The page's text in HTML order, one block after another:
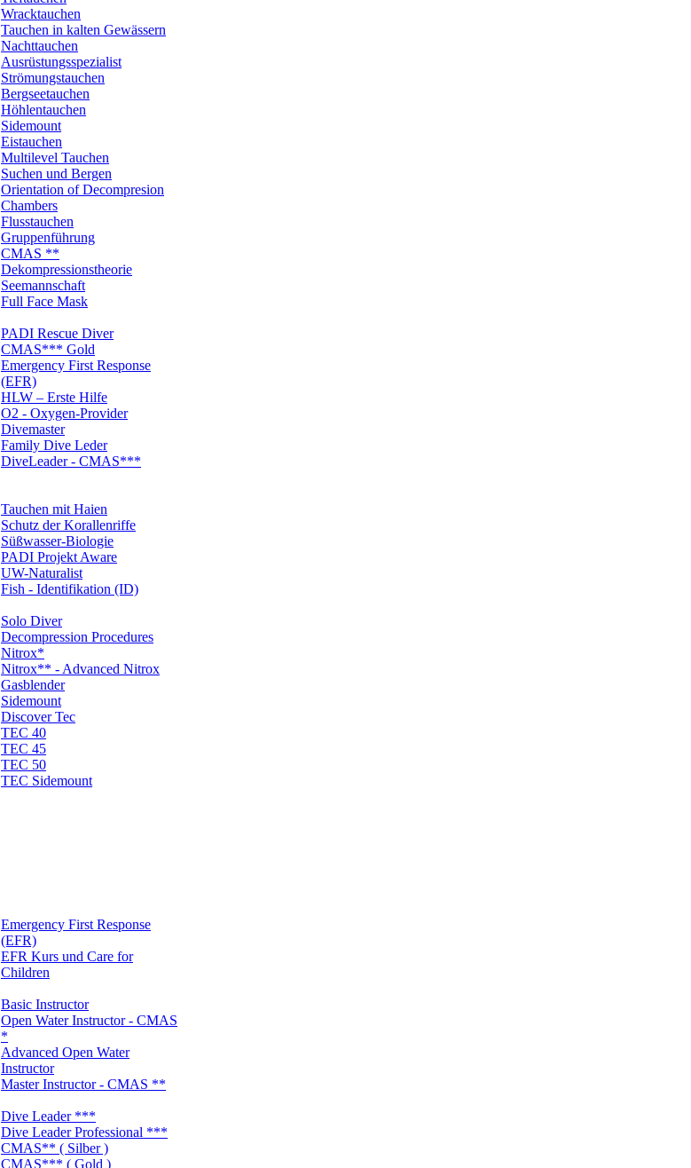
Wracktauchen
Tauchen in kalten Gewässern
Nachttauchen
Ausrüstungsspezialist
Strömungstauchen
Bergseetauchen
Höhlentauchen
Sidemount
Eistauchen
Multilevel Tauchen
Suchen und Bergen
Orientation of Decompresion
Chambers
Flusstauchen
Gruppenführung
CMAS **
Dekompressionstheorie
Seemannschaft
Full Face Mask
PADI Rescue Diver
CMAS*** Gold
Emergency First Response
(EFR)
HLW – Erste Hilfe
O2 - Oxygen-Provider
Divemaster
Family Dive Leder
DiveLeader - CMAS***
Tauchen mit Haien
Schutz der Korallenriffe
Süßwasser-Biologie
PADI Projekt Aware
UW-Naturalist
Fish - Identifikation (ID)
Solo Diver
Decompression Procedures
Nitrox*
Nitrox** - Advanced Nitrox
Gasblender
Sidemount
Discover Tec
TEC 40
TEC 45
TEC 50
TEC Sidemount
Emergency First Response
(EFR)
EFR Kurs und Care for
Children
Basic Instructor
Open Water Instructor - CMAS
*
Advanced Open Water
Instructor
Master Instructor - CMAS **
Dive Leader ***
Dive Leader Professional ***
CMAS** ( Silber )
CMAS*** ( Gold )